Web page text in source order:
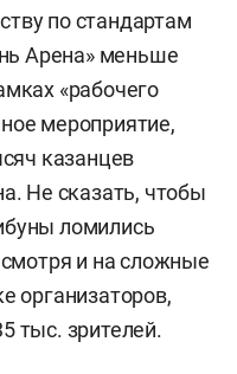
по стандартам
Арена» меньше
«рабочего
мероприятие,
казанцев
Не сказать, чтобы
ломились
и на сложные
организаторов,
тыс. зрителей.